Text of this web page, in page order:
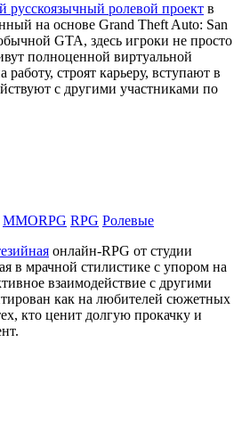
русскоязычный ролевой проект в
на основе Grand Theft Auto: San
GTA, здесь игроки не просто
полноценной виртуальной
строят карьеру, вступают в
с другими участниками по
MMORPG RPG Ролевые
онлайн-RPG от студии
в мрачной стилистике с упором на
взаимодействие с другими
как на любителей сюжетных
кто ценит долгую прокачку и